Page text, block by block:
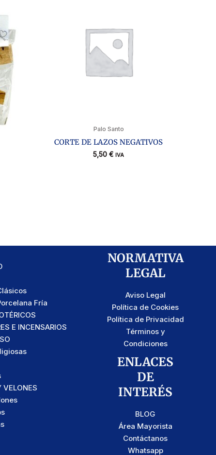
Palo Santo
CORTE DE LAZOS NEGATIVOS
5,50 € IVA
Fría
E INCENSARIOS
VELONES
NORMATIVA
LEGAL
Aviso Legal
Política de Cookies
Política de Privacidad
Términos y
Condiciones
ENLACES
DE
INTERÉS
BLOG
Área Mayorista
Contáctanos
Whatsapp